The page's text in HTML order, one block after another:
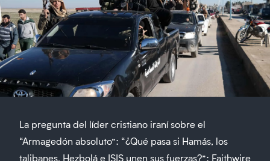
La pregunta del líder cristiano iraní sobre el
“Armagedón absoluto”: “¿Qué pasa si Hamás, los
talibanes, Hezbolá e ISIS unen sus fuerzas?”: Faithwire